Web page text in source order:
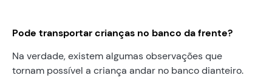
Pode transportar crianças no banco da frente?
Na verdade, existem algumas observações que
tornam possível a criança andar no banco dianteiro.